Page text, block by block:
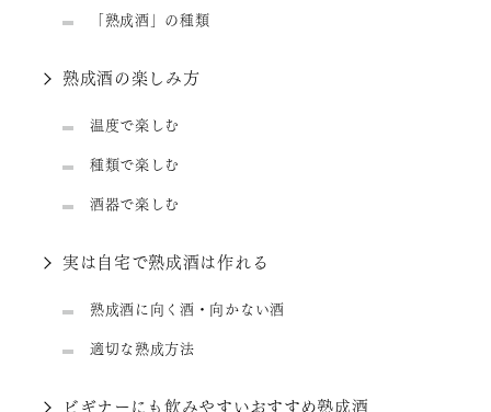
「熟成酒」の種類
熟成酒の楽しみ方
温度で楽しむ
種類で楽しむ
酒器で楽しむ
実は自宅で熟成酒は作れる
熟成酒に向く酒・向かない酒
適切な熟成方法
ビギナーにも飲みやすいおすすめ熟成酒